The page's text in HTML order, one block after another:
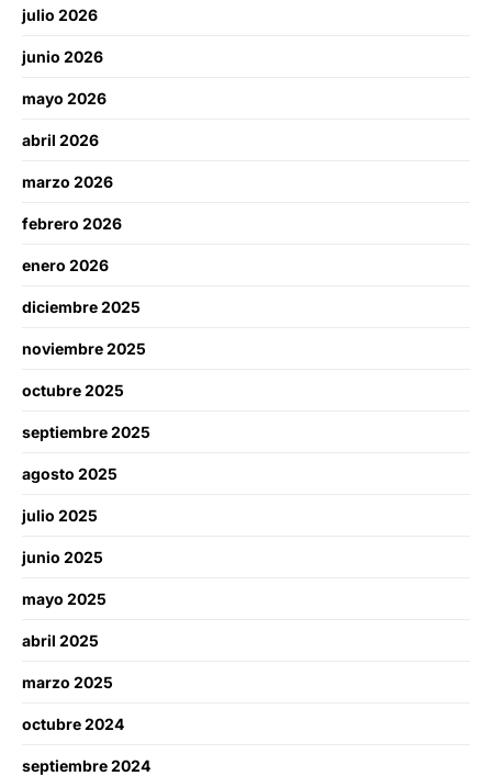
julio 2026
junio 2026
mayo 2026
abril 2026
marzo 2026
febrero 2026
enero 2026
diciembre 2025
noviembre 2025
octubre 2025
septiembre 2025
agosto 2025
julio 2025
junio 2025
mayo 2025
abril 2025
marzo 2025
octubre 2024
septiembre 2024